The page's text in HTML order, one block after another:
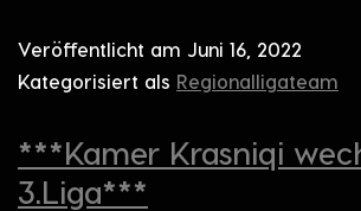
Veröffentlicht am Juni 16, 2022
Kategorisiert als Regionalligateam
***Kamer Krasniqi
3.Liga***